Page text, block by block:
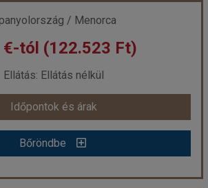
/ Menorca
€-tól (122.523 Ft)
Ellátás: Ellátás nélkül
Időpontok és árak
Bőröndbe